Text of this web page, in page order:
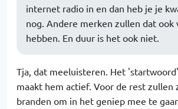
internet radio in en dan heb je je
nog. Andere merken zullen dat ook
hebben. En duur is het ook niet.
Tja, dat meeluisteren. Het
maakt hem actief. Voor de rest zullen
branden om in het geniep mee te